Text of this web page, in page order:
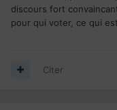
discours fort
pour qui voter, ce qui
Citer